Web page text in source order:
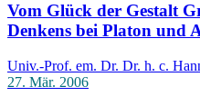
Vom Glück der Gestalt
Denkens bei Platon und
Univ.-Prof. em. Dr. Dr. h. c.
27. Mär. 2006